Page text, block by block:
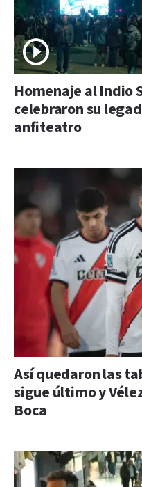
Homenaje al Indio
celebraron su
anfiteatro
Así quedaron las
sigue último y
Boca